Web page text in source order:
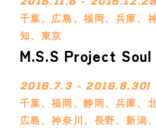
千葉、広島、福岡、兵庫、
知、東京
M.S.S Project
2016.7.3 - 2016.8.30/
千葉、福岡、静岡、兵庫、
広島、神奈川、長野、新潟